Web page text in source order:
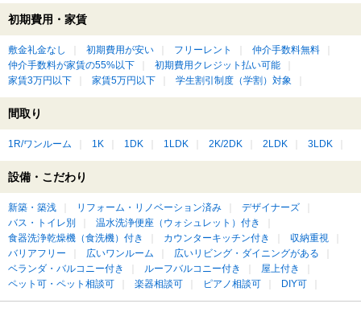
初期費用・家賃
敷金礼金なし 初期費用が安い フリーレント
仲介手数料無料
仲介手数料が家賃の55%以下
初期費用クレジット払い可能
家賃3万円以下
家賃5万円以下 学生割引制度（学割）対象
間取り
1R/ワンルーム 1K 1DK 1LDK 2K/2DK 2LDK 3LDK
設備・こだわり
新築・築浅 リフォーム・リノベーション済み
デザイナーズ
バス・トイレ別
温水洗浄便座（ウォシュレット）付き
食器洗浄乾燥機（食洗機）付き
カウンターキッチン付き
収納重視
バリアフリー
広いワンルーム
広いリビング・ダイニングがある
ベランダ・バルコニー付き
ルーフバルコニー付き
屋上付き
ペット可・ペット相談可
楽器相談可 ピアノ相談可 DIY可